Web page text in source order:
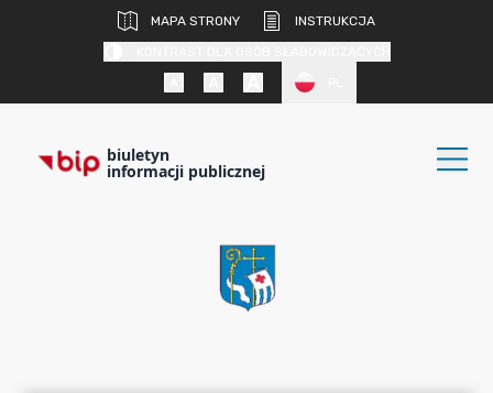
MAPA STRONY
INSTRUKCJA
biuletyn
informacji publicznej